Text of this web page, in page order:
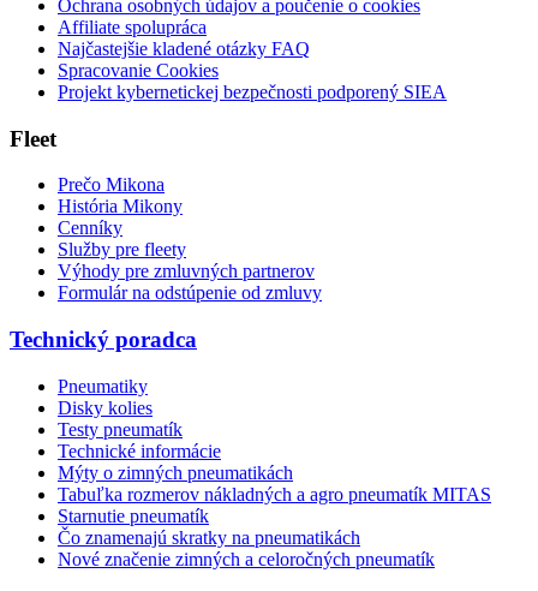
Ochrana osobných údajov a poučenie o cookies
Affiliate spolupráca
Najčastejšie kladené otázky FAQ
Spracovanie Cookies
Projekt kybernetickej bezpečnosti podporený SIEA
Fleet
Prečo Mikona
História Mikony
Cenníky
Služby pre fleety
Výhody pre zmluvných partnerov
Formulár na odstúpenie od zmluvy
Technický poradca
Pneumatiky
Disky kolies
Testy pneumatík
Technické informácie
Mýty o zimných pneumatikách
Tabuľka rozmerov nákladných a agro pneumatík MITAS
Starnutie pneumatík
Čo znamenajú skratky na pneumatikách
Nové značenie zimných a celoročných pneumatík